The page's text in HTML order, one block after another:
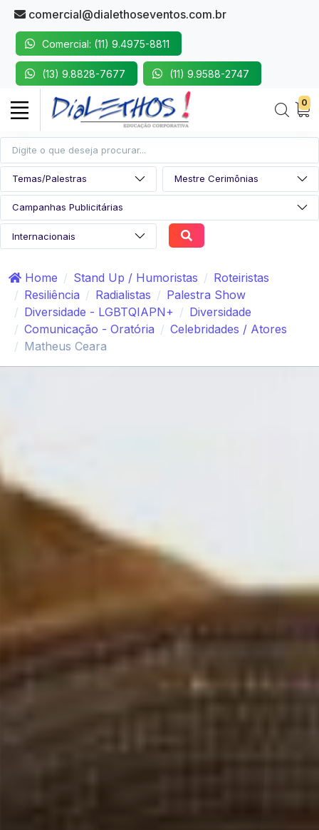
comercial@dialethoseventos.com.br
Comercial: (11) 9.4975-8811
(13) 9.8828-7677 (11) 9.9588-2747
0
Home Stand Up / Humoristas
Roteiristas
Resiliência
Radialistas
Palestra Show
Diversidade - LGBTQIAPN+
Diversidade
Comunicação - Oratória
Celebridades / Atores
Matheus Ceara